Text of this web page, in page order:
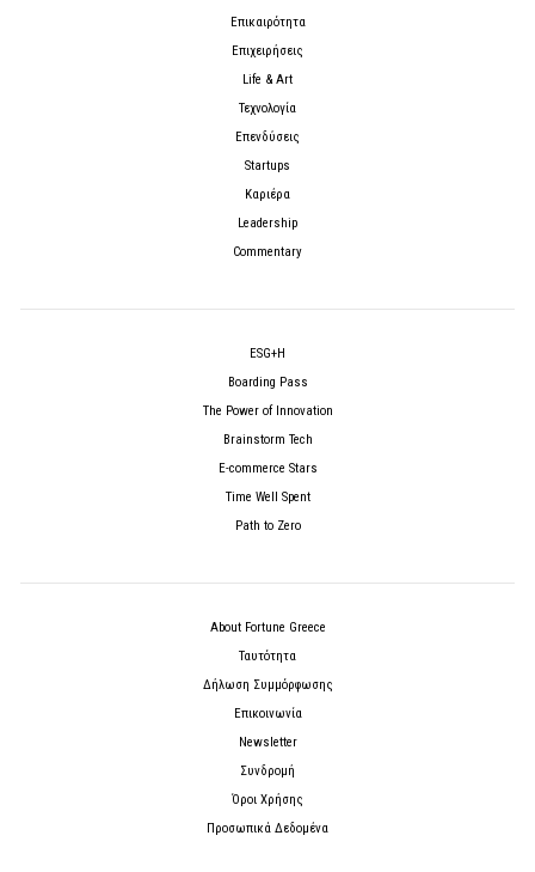
Επικαιρότητα
Επιχειρήσεις
Life & Art
Τεχνολογία
Επενδύσεις
Startups
Καριέρα
Leadership
Commentary
ESG+H
Boarding Pass
The Power of Innovation
Brainstorm Tech
E-commerce Stars
Time Well Spent
Path to Zero
About Fortune Greece
Ταυτότητα
Δήλωση Συμμόρφωσης
Επικοινωνία
Newsletter
Συνδρομή
Όροι Χρήσης
Προσωπικά Δεδομένα